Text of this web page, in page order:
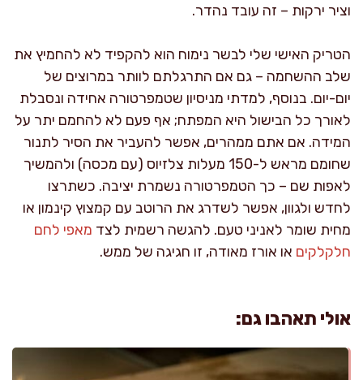
וציר ירקות – זה עובד נהדר.
הטריק האישי שלי לבשר נימוח הוא להקפיד לא להחמיץ את
שלב ההשחמה – גם אם התרגלתם לוותר במרוצים של
יום-יום. בנוסף, למדתי מניסיון שטמפרטורה אחידה ונסבלת
לאורך כל הבישול היא המפתח; אף פעם לא להחמם יתר על
המידה. אם אתם ממהרים, אפשר להעביר את הסיר לתנור
שחומם מראש ל-150 מעלות צלזיוס (עם מכסה) ולהמשיך
לאפות שם – כך הטמפרטורה נשמרת יציבה. כשתרצו
לחדש ולגוון, אפשר לשדרג את הרוטב עם קמצוץ קינמון או
מחית שומר לאניני טעם. להגשה רשמית לצד מאפי לחם
חלקלקים או אורז מאודה, זו חגיגה של ממש.
אולי תאהבו גם: